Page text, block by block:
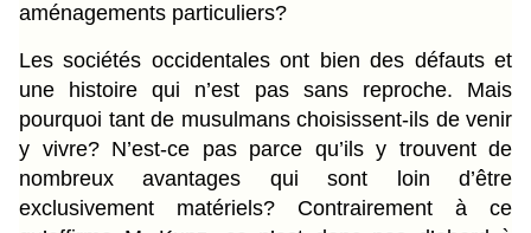
aménagements particuliers?
Les sociétés occidentales ont bien des défauts et
une histoire qui n’est pas sans reproche. Mais
pourquoi tant de musulmans choisissent-ils de venir
y vivre? N’est-ce pas parce qu’ils y trouvent de
nombreux avantages qui sont loin d’être
exclusivement matériels? Contrairement à ce